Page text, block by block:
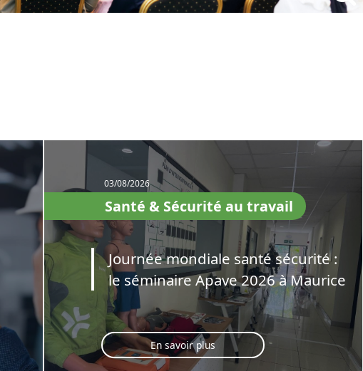
03/08/2026
Santé & Sécurité au travail
Journée mondiale santé sécurité :
le séminaire Apave 2026 à Maurice
En savoir plus